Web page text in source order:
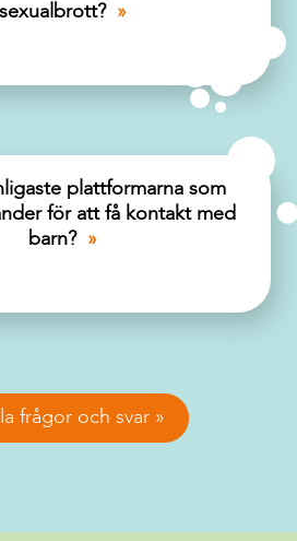
sexualbrott?
plattformarna som
för att få kontakt med
barn?
frågor och svar